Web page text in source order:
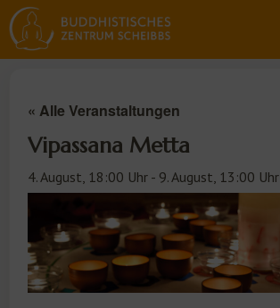
« Alle Veranstaltungen
Vipassana Metta
4. August, 18:00 Uhr - 9. August, 13:00 Uhr